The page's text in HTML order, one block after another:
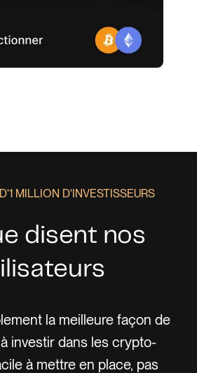
MILLION D'INVESTISSEURS
disent nos
la meilleure façon de
investir dans les crypto-
à mettre en place, pas